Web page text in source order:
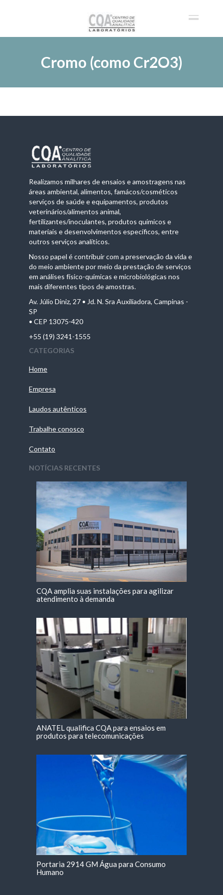
Cromo (como Cr2O3)
Realizamos milhares de ensaios e amostragens nas
áreas ambiental, alimentos, famácos/cosméticos
serviços de saúde e equipamentos, produtos
veterinários/alimentos animal,
fertilizantes/inoculantes, produtos químicos e
materiais e desenvolvimentos específicos, entre
outros serviços analíticos.
Nosso papel é contribuir com a preservação da vida e
do meio ambiente por meio da prestação de serviços
em análises físico-químicas e microbiológicas nos
mais diferentes tipos de amostras.
Av. Júlio Diniz, 27 • Jd. N. Sra Auxiliadora, Campinas -
SP
• CEP 13075-420
+55 (19) 3241-1555
CATEGORIAS
Home
Empresa
Laudos autênticos
Trabalhe conosco
Contato
NOTÍCIAS RECENTES
CQA amplia suas instalações para agilizar
atendimento à demanda
ANATEL qualifica CQA para ensaios em
produtos para telecomunicações
Portaria 2914 GM Água para Consumo
Humano